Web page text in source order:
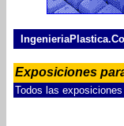
Exposiciones
Todos las